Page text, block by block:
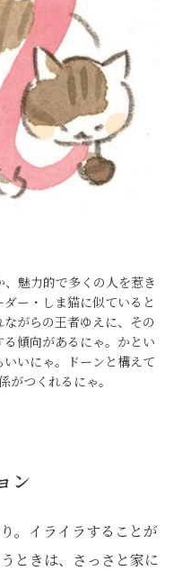
魅力的で多くの人を惹き
ー・しま猫に似ていると
がらの王者ゆえに、その
傾向があるにゃ。かとい
いにゃ。ドーンと構えて
がつくれるにゃ。
ン
。イライラすることが
ときは、さっさと家に